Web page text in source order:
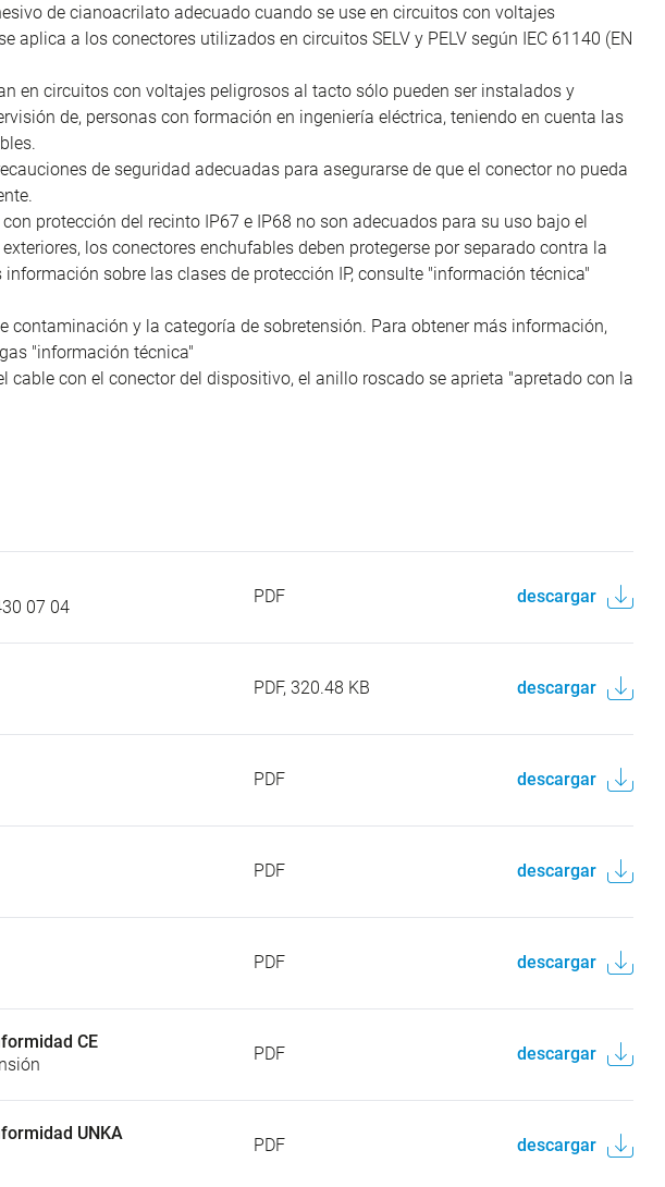
de cianoacrilato adecuado cuando se use en circuitos con voltajes
aplica a los conectores utilizados en circuitos SELV y PELV según IEC 61140 (EN
en circuitos con voltajes peligrosos al tacto sólo pueden ser instalados y
de, personas con formación en ingeniería eléctrica, teniendo en cuenta las
de seguridad adecuadas para asegurarse de que el conector no pueda
protección del recinto IP67 e IP68 no son adecuados para su uso bajo el
los conectores enchufables deben protegerse por separado contra la
sobre las clases de protección IP, consulte "información técnica"
contaminación y la categoría de sobretensión. Para obtener más información,
"información técnica"
cable con el conector del dispositivo, el anillo roscado se aprieta "apretado con la
07 04
PDF descargar
PDF, 320.48 KB descargar
PDF descargar
PDF descargar
PDF descargar
CE
PDF descargar
UNKA
PDF descargar